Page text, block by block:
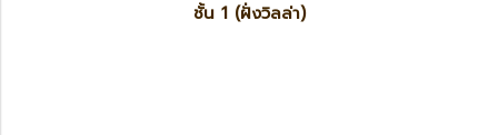
ชั้น 1 (ฝั่งวิลล่า)